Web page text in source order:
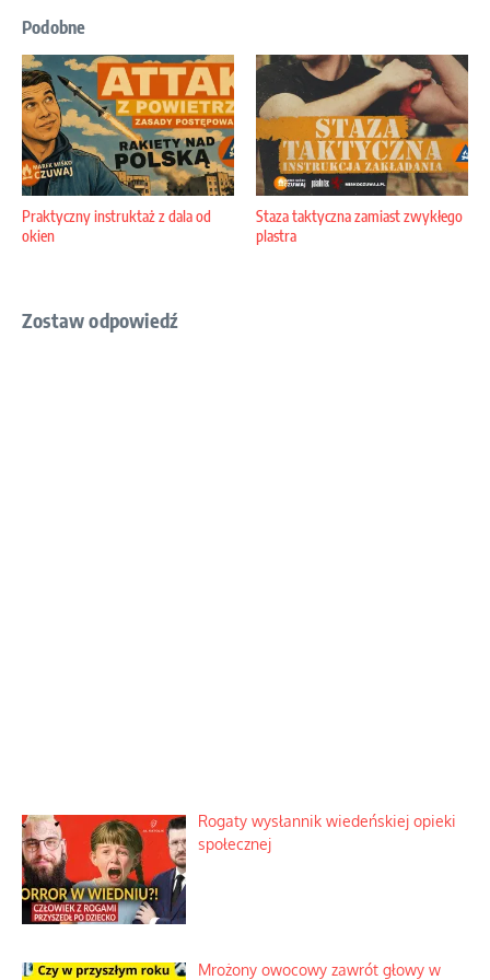
Podobne
Praktyczny instruktaż z dala od
okien
Staza taktyczna zamiast zwykłego
plastra
Zostaw odpowiedź
Rogaty wysłannik wiedeńskiej opieki
społecznej
Mrożony owocowy zawrót głowy w